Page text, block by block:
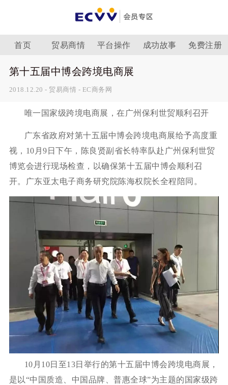
首页 贸易商情 平台操作 成功故事 免费注册
第十五届中博会跨境电商展
2018.12.20- 贸易商情 - EC商务网
唯一国家级跨境电商展，在广州保利世贸顺利召开
广东省政府对第十五届中博会跨境电商展给予高度重
视，10月9日下午，陈良贤副省长特率队赴广州保利世贸
博览会进行现场检查，以确保第十五届中博会顺利召
开。广东亚太电子商务研究院陈海权院长全程陪同。
10月10日至13日举行的第十五届中博会跨境电商展，
是以“中国质造、中国品牌、普惠全球”为主题的国家级跨